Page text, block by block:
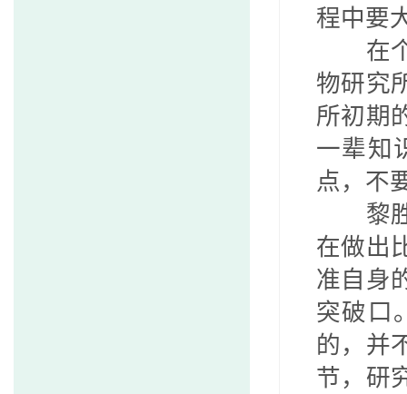
程中要
在
物研究
所初期
一辈知
点，不
黎
在做出
准自身
突破口
的，并
节，研